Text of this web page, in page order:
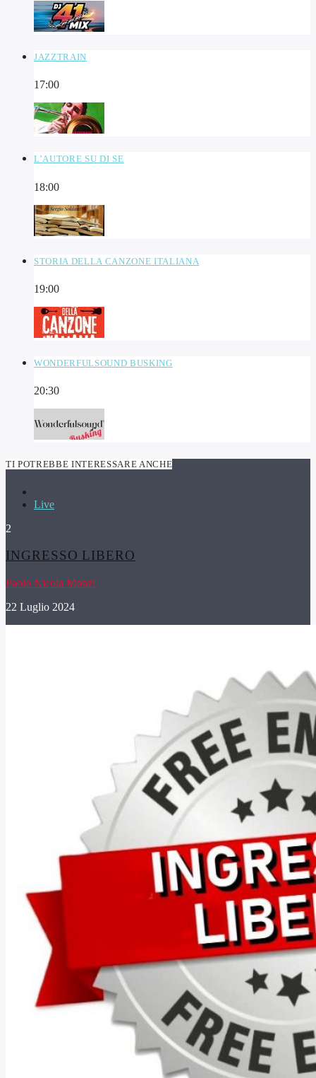
JAZZTRAIN
17:00
L’AUTORE SU DI SE
18:00
STORIA DELLA CANZONE ITALIANA
19:00
WONDERFULSOUND BUSKING
20:30
TI POTREBBE INTERESSARE ANCHE
Live
2
INGRESSO LIBERO
Paolo Nicola Monzi
22 Luglio 2024